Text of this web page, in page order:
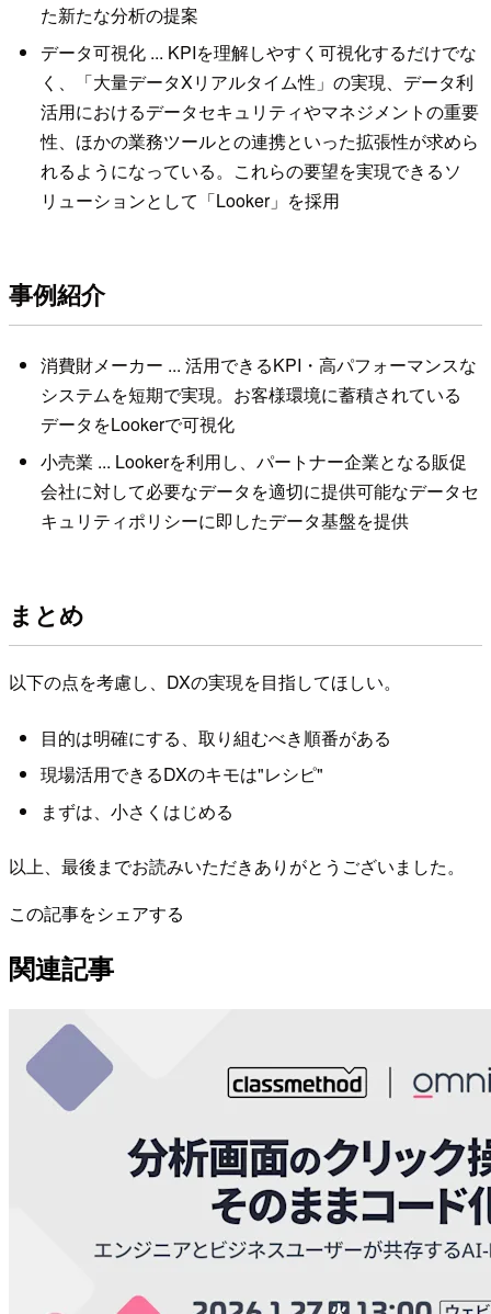
た新たな分析の提案
データ可視化 ... KPIを理解しやすく可視化するだけでな
く、「大量データXリアルタイム性」の実現、データ利
活用におけるデータセキュリティやマネジメントの重要
性、ほかの業務ツールとの連携といった拡張性が求めら
れるようになっている。これらの要望を実現できるソ
リューションとして「Looker」を採用
事例紹介
消費財メーカー ... 活用できるKPI・高パフォーマンスな
システムを短期で実現。お客様環境に蓄積されている
データをLookerで可視化
小売業 ... Lookerを利用し、パートナー企業となる販促
会社に対して必要なデータを適切に提供可能なデータセ
キュリティポリシーに即したデータ基盤を提供
まとめ
以下の点を考慮し、DXの実現を目指してほしい。
目的は明確にする、取り組むべき順番がある
現場活用できるDXのキモは"レシピ"
まずは、小さくはじめる
以上、最後までお読みいただきありがとうございました。
この記事をシェアする
関連記事